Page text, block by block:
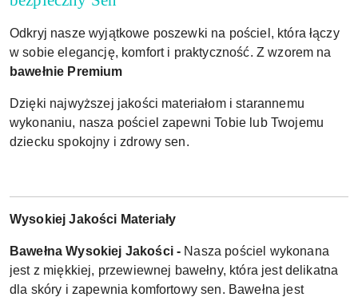
Odkryj nasze wyjątkowe poszewki na pościel, która łączy
w sobie elegancję, komfort i praktyczność. Z wzorem na
bawełnie Premium
Dzięki najwyższej jakości materiałom i starannemu
wykonaniu, nasza pościel zapewni Tobie lub Twojemu
dziecku spokojny i zdrowy sen.
Wysokiej Jakości Materiały
Bawełna Wysokiej Jakości - Nasza pościel wykonana
jest z miękkiej, przewiewnej bawełny, która jest delikatna
dla skóry i zapewnia komfortowy sen. Bawełna jest